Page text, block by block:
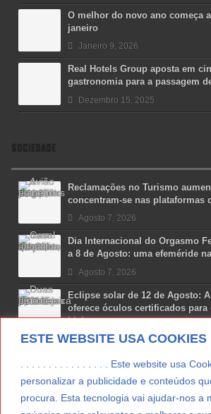
ESTE WEBSITE USA COOKIES
. . . . . . . . . . . . . . . . Este website usa
personalizar a publicidade e conteúdos
procura. Esta tecnologia vai ajudar-nos a
O melhor do novo ano começa
janeiro
Janeiro 9, 2026
Real Hotels Group aposta em
gastronomia para a passagem
Dezembro 15, 2025
SOCIEDADE
Reclamações no Turismo
concentram-se nas plataformas
Agosto 7, 2026
Dia Internacional do Orgasmo
a 8 de Agosto: uma efeméride
Agosto 7, 2026
Eclipse solar de 12 de Agosto:
oferece óculos certificados para
Lisboa
Agosto 7, 2026
Lua Afonso vence prémio
Agosto 7, 2026